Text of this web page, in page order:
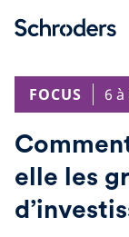
FOCUS
6
elle les